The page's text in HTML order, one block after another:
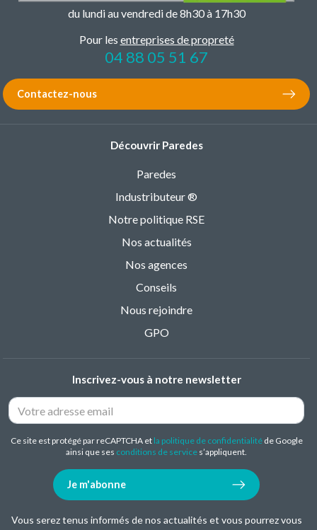
du lundi au vendredi de 8h30 à 17h30
Pour les entreprises de propreté
04 88 05 51 67
Contactez-nous
Découvrir Paredes
Paredes
Industributeur ®
Notre politique RSE
Nos actualités
Nos agences
Conseils
Nous rejoindre
GPO
Inscrivez-vous à notre newsletter
Ce site est protégé par reCAPTCHA et la politique de confidentialitéde Google
ainsi que ses conditions de service s’appliquent.
Je m'abonne
Vous serez tenus informés de nos actualités et vous pourrez vous